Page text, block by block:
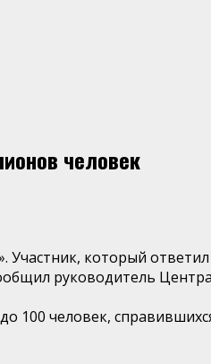
человек
Участник, который
руководитель
100 человек,